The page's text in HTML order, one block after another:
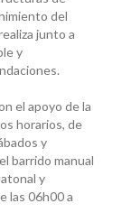
del
junto a
y
el apoyo de la
horarios, de
y
barrido manual
y
las 06h00 a